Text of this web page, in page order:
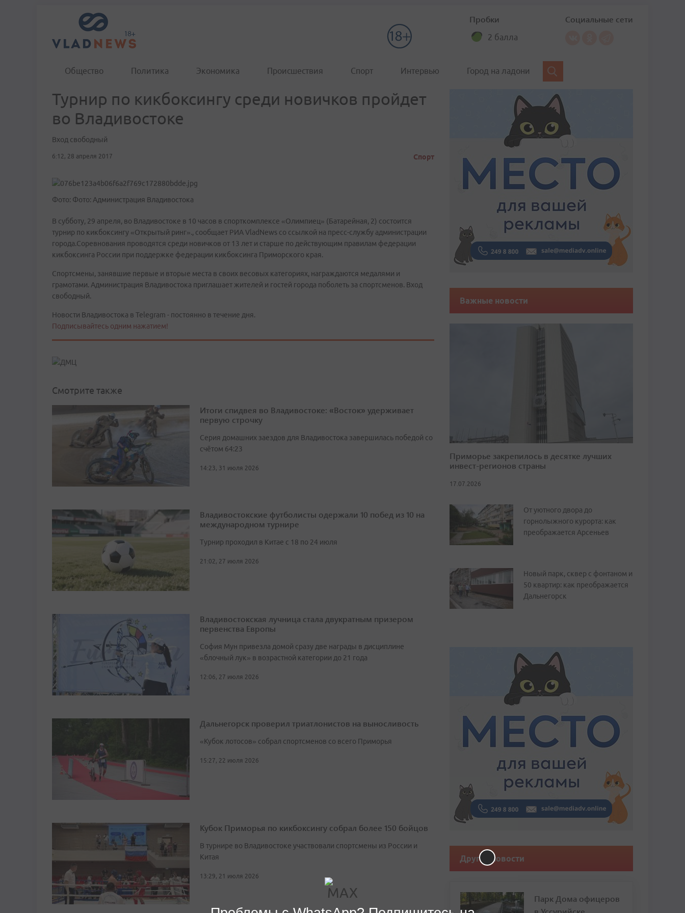
Пробки
2 балла
Социальные сети
Общество Политика Экономика Происшествия Спорт Интервью Город на ладони
Турнир по кикбоксингу среди новичков пройдет
во Владивостоке
Вход свободный
6:12, 28 апреля 2017 Спорт
Фото: Фото: Администрация Владивостока
В субботу, 29 апреля, во Владивостоке в 10 часов в спорткомплексе «Олимпиец» (Батарейная, 2) состоится
турнир по кикбоксингу «Открытый ринг»., сообщает РИА VladNews со ссылкой на пресс-службу администрации
города.Соревнования проводятся среди новичков от 13 лет и старше по действующим правилам федерации
кикбоксинга России при поддержке федерации кикбоксинга Приморского края.
Спортсмены, занявшие первые и вторые места в своих весовых категориях, награждаются медалями и
грамотами. Администрация Владивостока приглашает жителей и гостей города поболеть за спортсменов. Вход
свободный.
Новости Владивостока в Telegram - постоянно в течение дня.
Подписывайтесь одним нажатием!
Смотрите также
Итоги спидвея во Владивостоке: «Восток» удерживает
первую строчку
Серия домашних заездов для Владивостока завершилась победой со
счётом 64:23
14:23, 31 июля 2026
Владивостокские футболисты одержали 10 побед из 10 на
международном турнире
Турнир проходил в Китае с 18 по 24 июля
21:02, 27 июля 2026
Владивостокская лучница стала двукратным призером
первенства Европы
София Мун привезла домой сразу две награды в дисциплине
«блочный лук» в возрастной категории до 21 года
12:06, 27 июля 2026
Дальнегорск проверил триатлонистов на выносливость
«Кубок лотосов» собрал спортсменов со всего Приморья
15:27, 22 июля 2026
Кубок Приморья по кикбоксингу собрал более 150 бойцов
В турнире во Владивостоке участвовали спортсмены из России и
Китая
13:29, 21 июля 2026
Важные новости
Приморье закрепилось в десятке лучших
инвест-регионов страны
17.07.2026
От уютного двора до
горнолыжного курорта: как
преображается Арсеньев
Новый парк, сквер с фонтаном и
50 квартир: как преображается
Дальнегорск
Другие новости
Парк Дома офицеров